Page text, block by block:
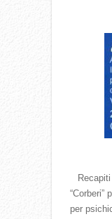
“Corberi”
per